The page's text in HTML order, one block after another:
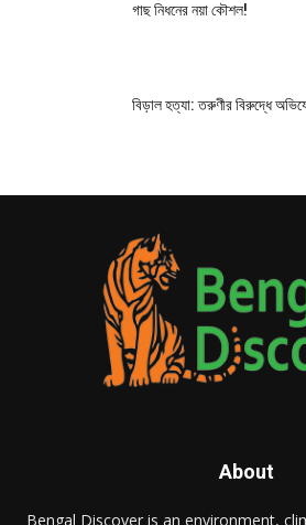
গাছ নিধনের নয়া কৌশল!
বিড়াল হত্যা: তরুণীর বিরুদ্ধে
About
Bengal Discover is an environment,